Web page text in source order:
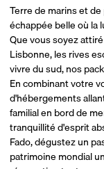
Terre de marins et
échappée belle où la
Que vous soyez
Lisbonne, les rives
vivre du sud, nos
En combinant votre
d'hébergements
familial en bord de
tranquillité d'esprit
Fado, dégustez un
patrimoine mondial